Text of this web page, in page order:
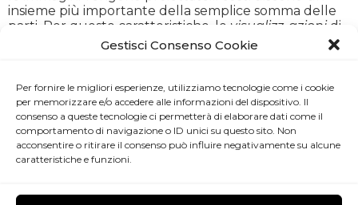
Gestisci Consenso Cookie
Per fornire le migliori esperienze, utilizziamo tecnologie come i cookie
per memorizzare e/o accedere alle informazioni del dispositivo. Il
consenso a queste tecnologie ci permetterà di elaborare dati come il
comportamento di navigazione o ID unici su questo sito. Non
acconsentire o ritirare il consenso può influire negativamente su alcune
caratteristiche e funzioni.
insieme più importante della semplice somma delle
parti. Per queste caratteristiche, le visualizz-azionidi
De Luca sono vicine all’estetica densa e porosa
eticamente responsabile e che prende l’aspetto di
piattaforme fatte di associazioni fluide, veloci, anche
ironiche e letteralmente complesse.
Sauro Radicchitecnico audio-video
Massimiliano Padovan